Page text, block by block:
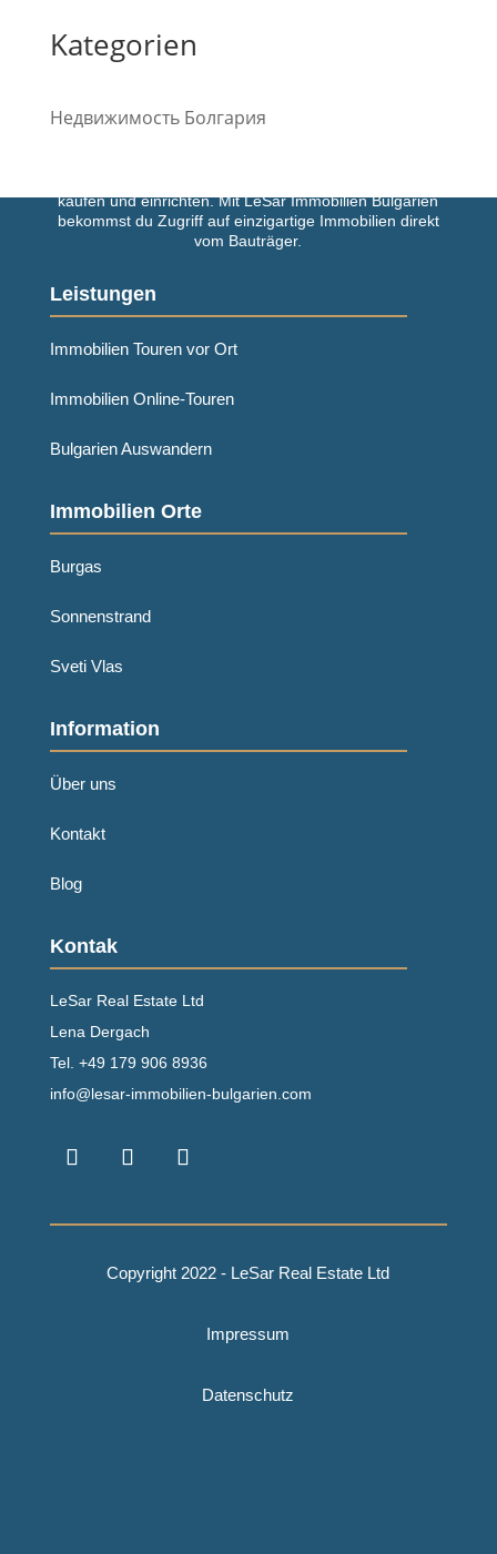
Kategorien
Недвижимость Болгария
kaufen und einrichten. Mit LeSar Immobilien Bulgarien
bekommst du Zugriff auf einzigartige Immobilien direkt
vom Bauträger.
Leistungen
Immobilien Touren vor Ort
Immobilien Online-Touren
Bulgarien Auswandern
Immobilien Orte
Burgas
Sonnenstrand
Sveti Vlas
Information
Über uns
Kontakt
Blog
Kontak
LeSar Real Estate Ltd
Lena Dergach
Tel. +49 179 906 8936
info@lesar-immobilien-bulgarien.com
Copyright 2022 - LeSar Real Estate Ltd
Impressum
Datenschutz